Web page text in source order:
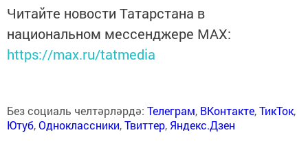
Читайте новости Татарстана в
национальном мессенджере MАХ:
https://max.ru/tatmedia
Без социаль челтәрләрдә: Телеграм, ВКонтакте,ТикТок,
Ютуб,Одноклассники,Твиттер, Яндекс.Дзен